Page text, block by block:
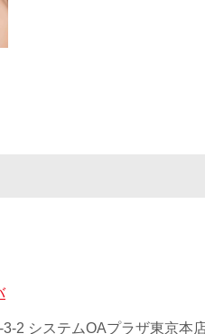
2 システムOAプラザ東京本